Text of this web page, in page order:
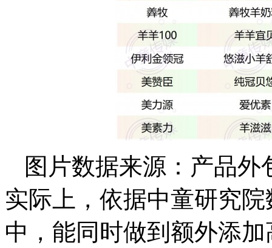
图片数据来源：产品外
实际上，依据中童研究
中，能同时做到额外添